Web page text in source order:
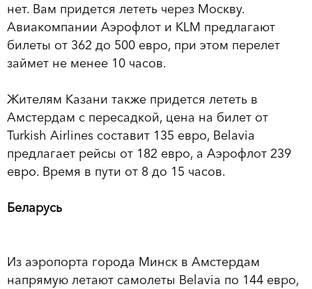
нет. Вам придется лететь через Москву.
Авиакомпании Аэрофлот и KLM предлагают
билеты от 362 до 500 евро, при этом перелет
займет не менее 10 часов.
Жителям Казани также придется лететь в
Амстердам с пересадкой, цена на билет от
Turkish Airlines составит 135 евро, Belavia
предлагает рейсы от 182 евро, а Аэрофлот 239
евро. Время в пути от 8 до 15 часов.
Беларусь
Из аэропорта города Минск в Амстердам
напрямую летают самолеты Belavia по 144 евро,